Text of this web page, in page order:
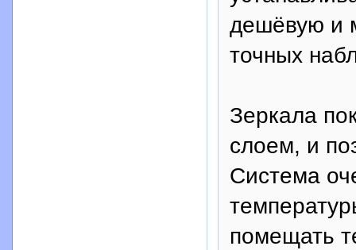
дешёвую и
точных
Зеркала
слоем, и
Система
помещать